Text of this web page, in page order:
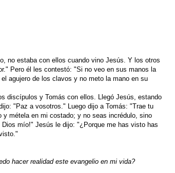
no estaba con ellos cuando vino Jesús. Y los otros
Pero él les contestó: "Si no veo en sus manos la
agujero de los clavos y no meto la mano en su
discípulos y Tomás con ellos. Llegó Jesús, estando
"Paz a vosotros." Luego dijo a Tomás: "Trae tu
métela en mi costado; y no seas incrédulo, sino
mío!" Jesús le dijo: "¿Porque me has visto has
hacer realidad este evangelio en mi vida?